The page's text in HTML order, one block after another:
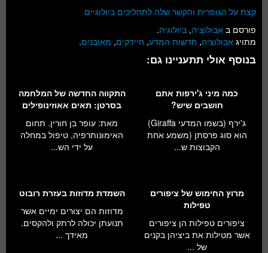
קצת על הגופרית והקשר שלה לתהליכים ביולוגיים
פורסם ב אבולוציה, ביולוגיה.
מתויג אבולוציה, חדשות המדע, חיידקים, מאובנים.
בנוסף אולי תתעניינו גם:
כמה מיני ג'ירפות אתם
חושבים שיש?
ג'ירף (בשמו המדעי Giraffa)
הוא סוג פרסתן (משמע אחת
הקבוצות ש...
התקווה החדשה של המלחמה
בסרטן: תאים אאוזינופילים
מאת: עופר בן חורין. תחום
האימונותרפיה, טיפול במחלה
על ידי הש...
מרוץ החימוש של ציפורים
טפילות
ציפורים טפילות הן ציפורים
אשר מטילות את ביציהן בקנים
של ...
השמדת מדוזות בעזרת רובוט
מדוזות הם יצורים ימיים אשר
תנועתן יכולה לרתק ולהקסים.
מאידך ...